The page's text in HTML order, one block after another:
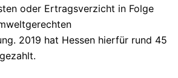
oder Ertragsverzicht in Folge
2019 hat Hessen hierfür rund 45